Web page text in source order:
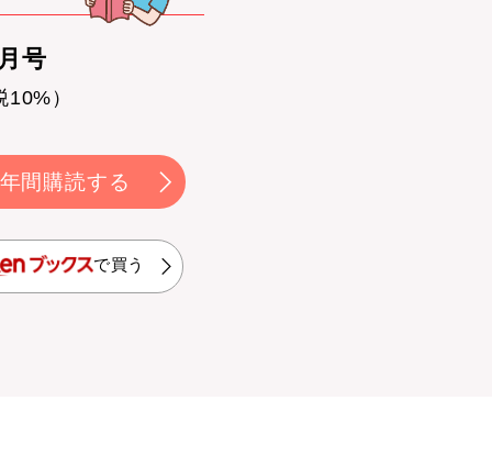
号
）
年間購読する
で買う